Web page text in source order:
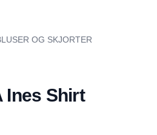
OG SKJORTER
Ines Shirt